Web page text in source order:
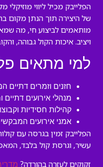
הפלייבק מכיל ליווי
של היצירה תוך הנתן מקום
מותאמים לביצוע חי, מה
ויציב. איכות הקול גבוהה,
למי מתאים
חזנים וזמרים דתיים
מנהלי אירועים דתיים
קהילות חסידיות
אמני אירועים
הפלייבק זמין בגרסה עם
עשיר, וגרסת קול בלבד,
זקוקים לעזרה בהורדה?